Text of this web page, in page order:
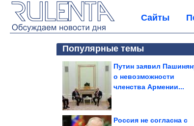
Сайты
Популярные темы
Путин заявил
о невозможности
членства Армении...
Россия не согласна с